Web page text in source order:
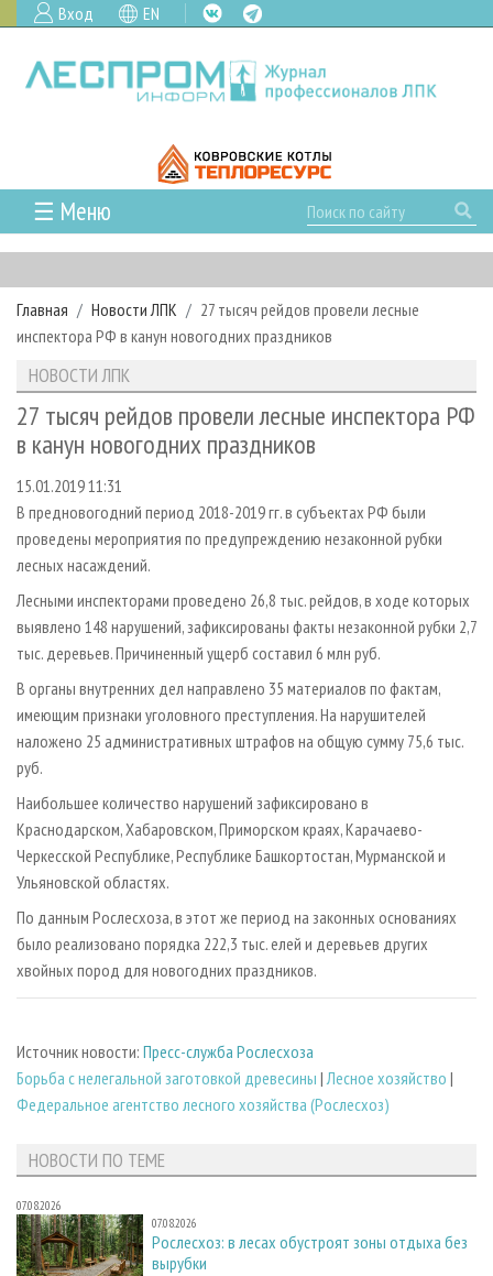
Вход EN
☰ Меню
ГЛАВНАЯ
РУБРИКИ И ТЕМЫ
РУБРИКИ ЖУРНАЛА
ЛЕСОЗАГОТОВКА
ЛЕСОПИЛЕНИЕ
СУШКА ДРЕВЕСИНЫ
ПРОИЗВОДСТВО ДРЕВЕСНЫХ ПЛИТ
ДЕРЕВЯННОЕ ДОМОСТРОЕНИЕ
ПРОИЗВОДСТВО МЕБЕЛИ
БИОЭНЕРГЕТИКА
ЦБП
ИНСТРУМЕНТ И МАТЕРИАЛЫ
НОВОСТИ
НОВОСТИ ЛПК
НОВОСТИ ЖУРНАЛА
ПРОЕКТЫ ЛПИ
АНАЛИТИКА
ПРЕДПРИЯТИЯ ЛПК
ПЕРСОНЫ
МОБИЛЬНЫЕ ВЫСТАВКИ
ПРИОРИТЕТНЫЕ ИНВЕСТПРОЕКТЫ
RUSSIAN FORESTRY REVIEW
ГАЗЕТА ЛЕСПРОМФОРУМ
БИБЛИОТЕКА СПЕЦИАЛИСТА
АРХИВ
АРХИВ ЖУРНАЛОВ
О ЖУРНАЛЕ
ПОДПИСКА
КОНТАКТЫ
РЕКЛАМОДАТЕЛЯМ
РЕКЛАМА
РЕКЛАМА НА САЙТЕ
Главная Новости ЛПК
27 тысяч рейдов провели лесные
инспектора РФ в канун новогодних праздников
НОВОСТИ ЛПК
27 тысяч рейдов провели лесные инспектора РФ
в канун новогодних праздников
15.01.2019 11:31
В предновогодний период 2018-2019 гг. в субъектах РФ были
проведены мероприятия по предупреждению незаконной рубки
лесных насаждений.
Лесными инспекторами проведено 26,8 тыс. рейдов, в ходе которых
выявлено 148 нарушений, зафиксированы факты незаконной рубки 2,7
тыс. деревьев. Причиненный ущерб составил 6 млн руб.
В органы внутренних дел направлено 35 материалов по фактам,
имеющим признаки уголовного преступления. На нарушителей
наложено 25 административных штрафов на общую сумму 75,6 тыс.
руб.
Наибольшее количество нарушений зафиксировано в
Краснодарском, Хабаровском, Приморском краях, Карачаево-
Черкесской Республике, Республике Башкортостан, Мурманской и
Ульяновской областях.
По данным Рослесхоза, в этот же период на законных основаниях
было реализовано порядка 222,3 тыс. елей и деревьев других
хвойных пород для новогодних праздников.
Источник новости: Пресс-служба Рослесхоза
Борьба с нелегальной заготовкой древесины |Лесное хозяйство |
Федеральное агентство лесного хозяйства (Рослесхоз)
НОВОСТИ ПО ТЕМЕ
07.08.2026
07.08.2026
Рослесхоз: в лесах обустроят зоны отдыха без
вырубки